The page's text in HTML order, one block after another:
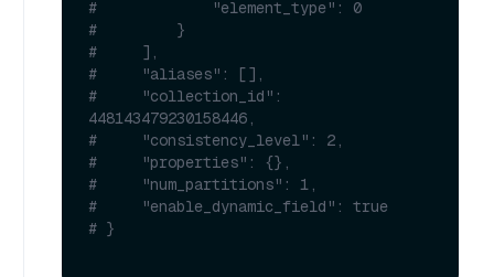
#             "element_type": 0
#         }
#     ],
#     "aliases": [],
#     "collection_id":
448143479230158446,
#     "consistency_level": 2,
#     "properties": {},
#     "num_partitions": 1,
#     "enable_dynamic_field": true
# }